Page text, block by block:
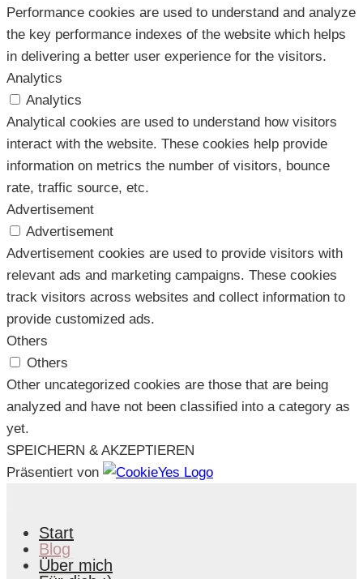
Performance cookies are used to understand and analyze
the key performance indexes of the website which helps
in delivering a better user experience for the visitors.
Analytics
Analytics
Analytical cookies are used to understand how visitors
interact with the website. These cookies help provide
information on metrics the number of visitors, bounce
rate, traffic source, etc.
Advertisement
Advertisement
Advertisement cookies are used to provide visitors with
relevant ads and marketing campaigns. These cookies
track visitors across websites and collect information to
provide customized ads.
Others
Others
Other uncategorized cookies are those that are being
analyzed and have not been classified into a category as
yet.
SPEICHERN & AKZEPTIEREN
Präsentiert von
Start
Blog
Über mich